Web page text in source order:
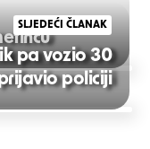
SLJEDEĆI ČLANAK
pa vozio 30
policiji